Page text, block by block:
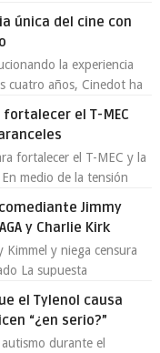
única del cine con
la experiencia
cuatro años, Cinedot ha
el T-MEC
fortalecer el T-MEC y la
medio de la tensión
Jimmy
y Charlie Kirk
Kimmel y niega censura
La supuesta
el Tylenol causa
“¿en serio?”
durante el